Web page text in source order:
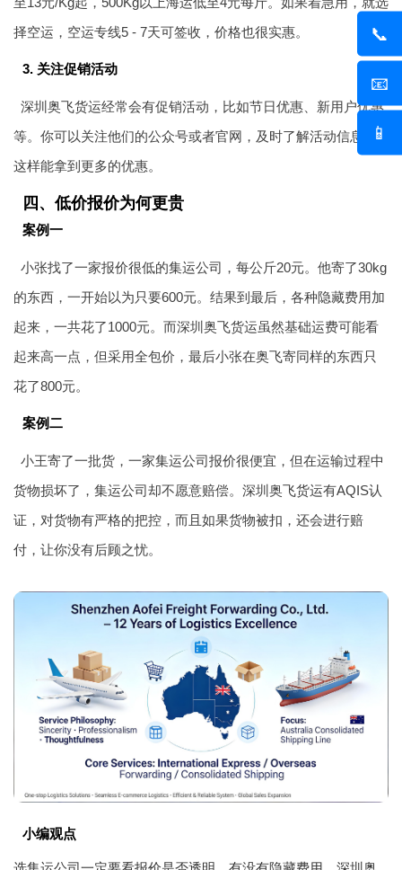
📞
📧
📱
择空运，空运专线5 - 7天可签收，价格也很实惠。
3. 关注促销活动
深圳奥飞货运经常会有促销活动，比如节日优惠、新用户优惠
等。你可以关注他们的公众号或者官网，及时了解活动信息，
这样能拿到更多的优惠。
四、低价报价为何更贵
案例一
小张找了一家报价很低的集运公司，每公斤20元。他寄了30kg
的东西，一开始以为只要600元。结果到最后，各种隐藏费用加
起来，一共花了1000元。而深圳奥飞货运虽然基础运费可能看
起来高一点，但采用全包价，最后小张在奥飞寄同样的东西只
花了800元。
案例二
小王寄了一批货，一家集运公司报价很便宜，但在运输过程中
货物损坏了，集运公司却不愿意赔偿。深圳奥飞货运有AQIS认
证，对货物有严格的把控，而且如果货物被扣，还会进行赔
付，让你没有后顾之忧。
小编观点